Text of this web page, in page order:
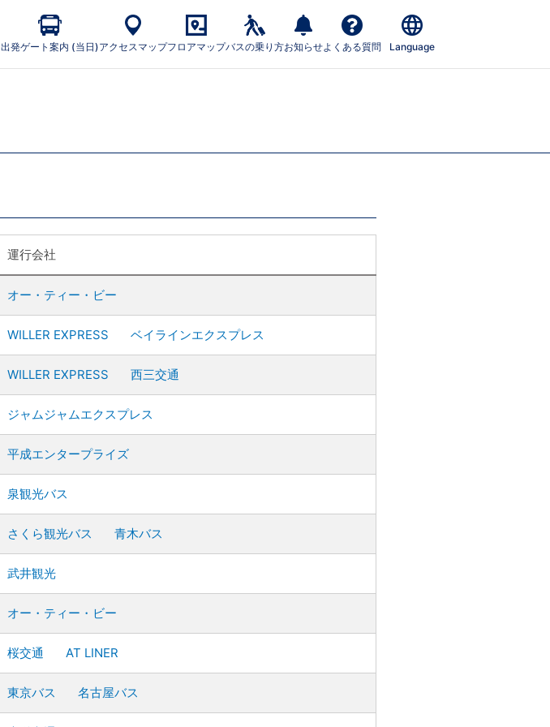
出発ゲート案内 (当日)アクセスマップフロアマップバスの乗り方お知らせよくある質問 Language
運行会社
オー・ティー・ビー
WILLER EXPRESS ベイラインエクスプレス
WILLER EXPRESS 西三交通
ジャムジャムエクスプレス
平成エンタープライズ
泉観光バス
さくら観光バス 青木バス
武井観光
オー・ティー・ビー
桜交通 AT LINER
東京バス 名古屋バス